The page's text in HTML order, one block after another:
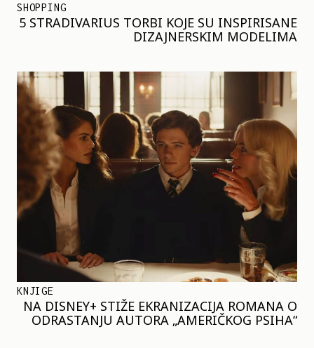
SHOPPING
5 STRADIVARIUS TORBI KOJE SU INSPIRISANE
DIZAJNERSKIM MODELIMA
KNJIGE
NA DISNEY+ STIŽE EKRANIZACIJA ROMANA O
ODRASTANJU AUTORA „AMERIČKOG PSIHA“